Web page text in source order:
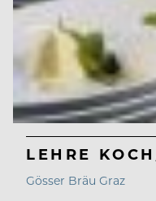
LEHRE
Gösser Bräu Graz